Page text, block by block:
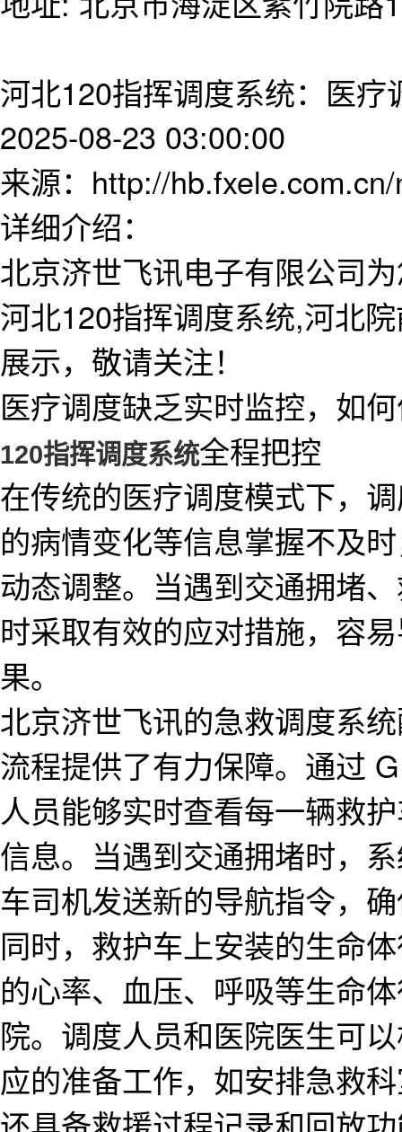
河北120指挥调度系统：医疗
2025-08-23 03:00:00
来源：http://
详细介绍：
北京济世飞讯电子有限公司
河北120指挥调度系统,河北
展示，敬请关注！
医疗调度缺乏实时监控，如
120指挥调度系统全程把控
在传统的医疗调度模式下，
的病情变化等信息掌握不及
动态调整。当遇到交通拥堵
时采取有效的应对措施，容
果。
北京济世飞讯的急救调度系
流程提供了有力保障。通过
人员能够实时查看每一辆救
信息。当遇到交通拥堵时，
车司机发送新的导航指令，
同时，救护车上安装的生命
的心率、血压、呼吸等生命
院。调度人员和医院医生可
应的准备工作，如安排急救